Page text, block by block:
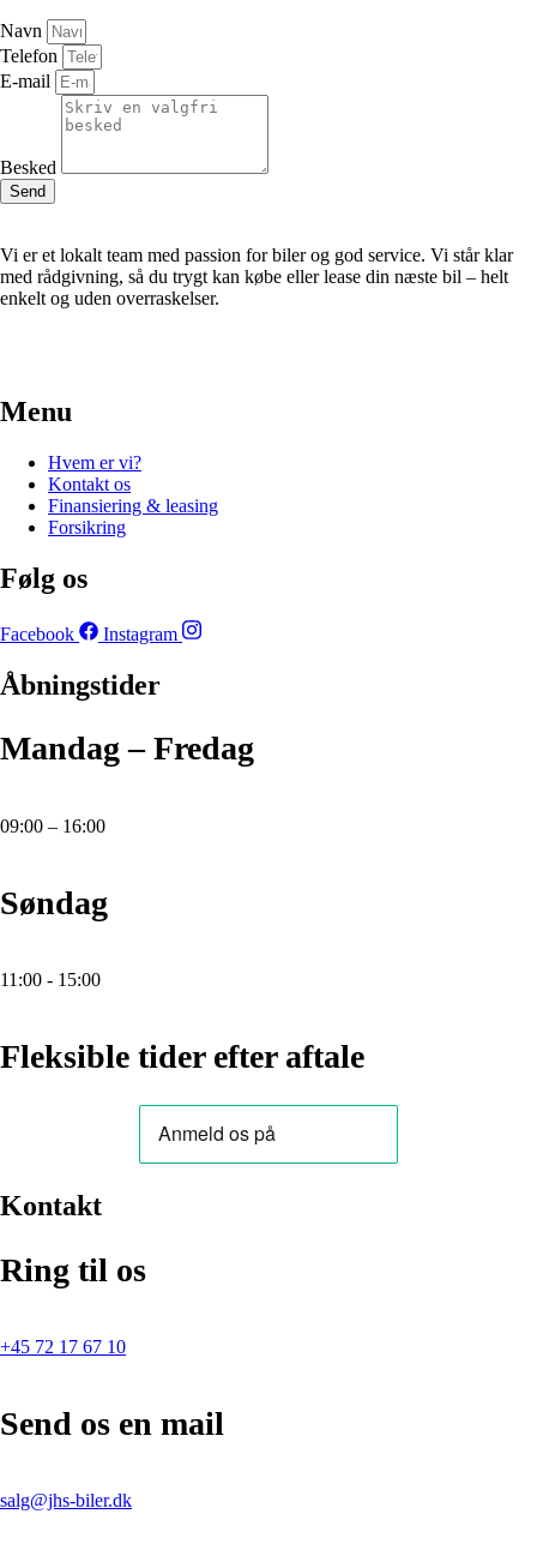
Navn
Telefon
E-mail
Besked
Send
Vi er et lokalt team med passion for biler og god service. Vi står klar
med rådgivning, så du trygt kan købe eller lease din næste bil – helt
enkelt og uden overraskelser.
Menu
Hvem er vi?
Kontakt os
Finansiering & leasing
Forsikring
Følg os
Facebook Instagram
Åbningstider
Mandag – Fredag
09:00 – 16:00
Søndag
11:00 - 15:00
Fleksible tider efter aftale
Kontakt
Ring til os
+45 72 17 67 10
Send os en mail
salg@jhs-biler.dk